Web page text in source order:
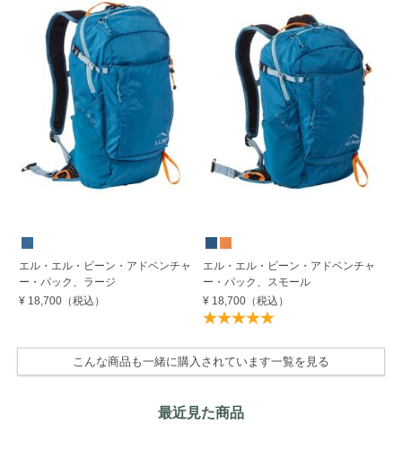
エル・エル・ビーン・アドベンチャ
ー・パック、ラージ
¥ 18,700（税込）
エル・エル・ビーン・アドベンチャ
ー・パック、スモール
¥ 18,700 （税込）
こんな商品も一緒に購入されています一覧を見る
最近見た商品